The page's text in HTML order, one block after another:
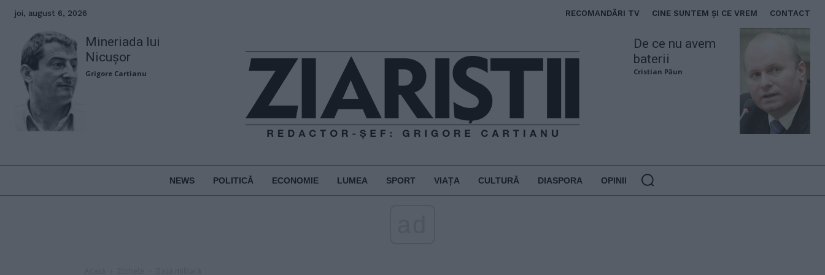
joi, august 6, 2026 RECOMANDĂRI TV CINE SUNTEM ȘI CE VREM CONTACT
Mineriada lui
Nicușor
Grigore Cartianu
De ce nu avem
baterii
Cristian Păun
NEWS POLITICĂ ECONOMIE LUMEA SPORT VIAȚA CULTURĂ DIASPORA OPINII